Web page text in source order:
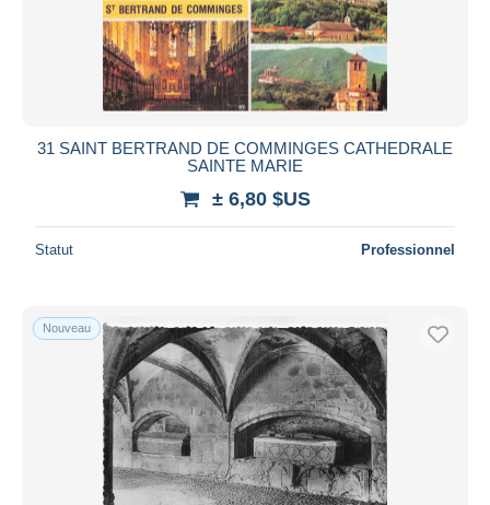
31 SAINT BERTRAND DE COMMINGES CATHEDRALE
SAINTE MARIE
± 6,80 $US
Statut Professionnel
Nouveau